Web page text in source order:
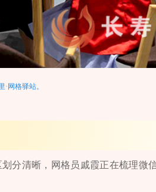
网格驿站。
分清晰，网格员戚霞正在梳理微